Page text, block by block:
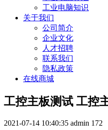
工业电脑知识
关于我们
公司简介
企业文化
人才招聘
联系我们
隐私政策
在线商城
工控主板测试 工控
2021-07-14 10:40:35 admin 172